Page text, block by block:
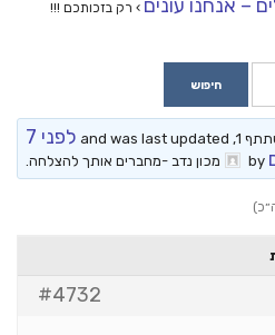
– אנחנו עונים › רק בזכותכם !!!
לפני 7
מכון נדב -מחברים אותך להצלחה.
#4732